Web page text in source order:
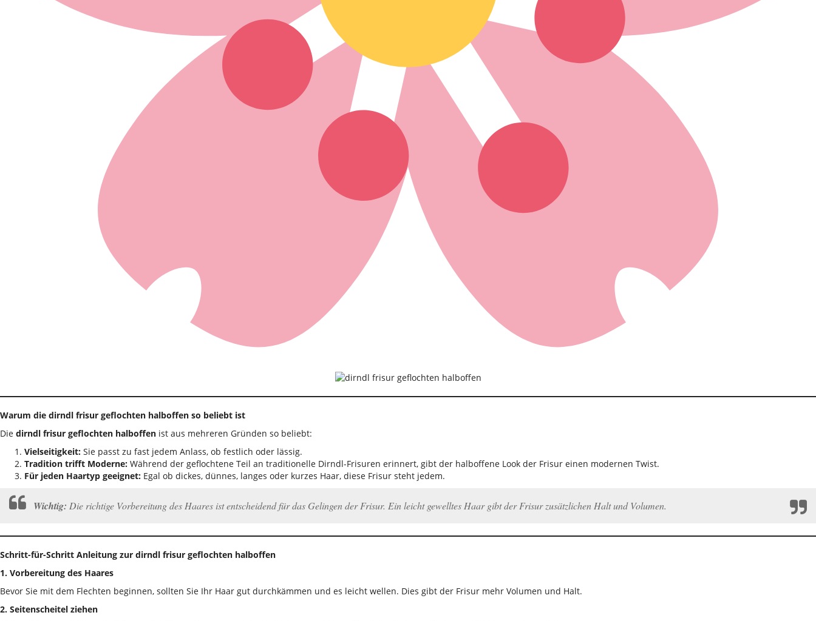
Warum die dirndl frisur geflochten halboffen so beliebt ist
Die dirndl frisur geflochten halboffen ist aus mehreren Gründen so beliebt:
Vielseitigkeit: Sie passt zu fast jedem Anlass, ob festlich oder lässig.
Tradition trifft Moderne: Während der geflochtene Teil an traditionelle Dirndl-Frisuren erinnert, gibt der halboffene Look der Frisur einen modernen Twist.
Für jeden Haartyp geeignet: Egal ob dickes, dünnes, langes oder kurzes Haar, diese Frisur steht jedem.
Wichtig: Die richtige Vorbereitung des Haares ist entscheidend für das Gelingen der Frisur. Ein leicht gewelltes Haar gibt der Frisur zusätzlichen Halt und Volumen.
Schritt-für-Schritt Anleitung zur dirndl frisur geflochten halboffen
1. Vorbereitung des Haares
Bevor Sie mit dem Flechten beginnen, sollten Sie Ihr Haar gut durchkämmen und es leicht wellen. Dies gibt der Frisur mehr Volumen und Halt.
2. Seitenscheitel ziehen